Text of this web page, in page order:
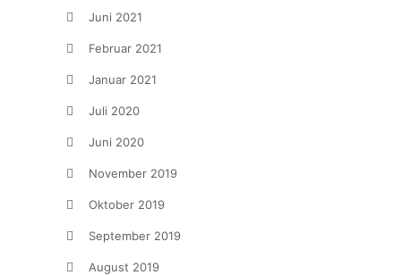
Juni 2021
Februar 2021
Januar 2021
Juli 2020
Juni 2020
November 2019
Oktober 2019
September 2019
August 2019